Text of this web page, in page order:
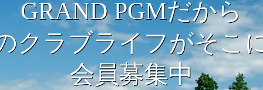
GRAND PGMだから
クラブライフがそこ
会員募集中